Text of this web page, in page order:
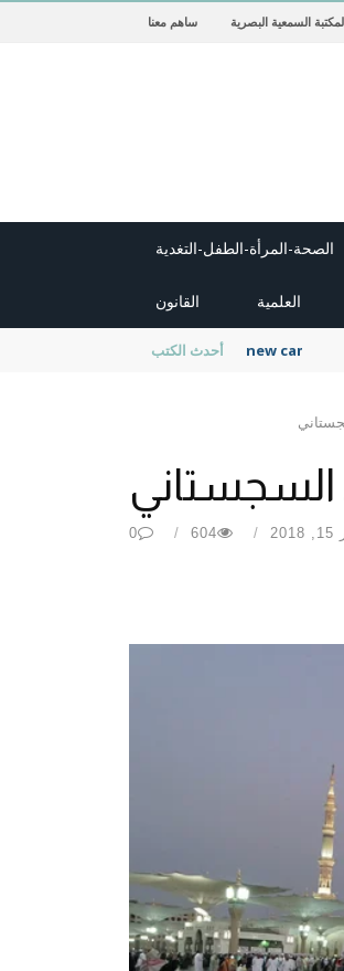
السمعية البصرية ساهم معنا
الصحة-المرأة-الطفل-التغدية
العلمية القانون
أحدث الكتب new
السجستاني
604
0